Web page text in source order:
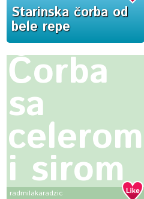
Starinska čorba od
bele repe
Čorba
sa
celerom
i sirom
radmilakaradzic